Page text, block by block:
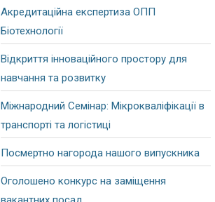
Акредитаційна експертиза ОПП
Біотехнології
Відкриття інноваційного простору для
навчання та розвитку
Міжнародний Семінар: Мікрокваліфікації в
транспорті та логістиці
Посмертно нагорода нашого випускника
Оголошено конкурс на заміщення